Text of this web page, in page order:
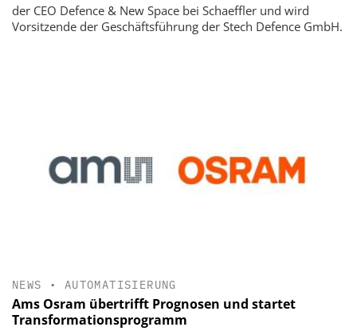
der CEO Defence & New Space bei Schaeffler und wird
Vorsitzende der Geschäftsführung der Stech Defence GmbH.
NEWS • AUTOMATISIERUNG
Ams Osram übertrifft Prognosen und startet
Transformationsprogramm